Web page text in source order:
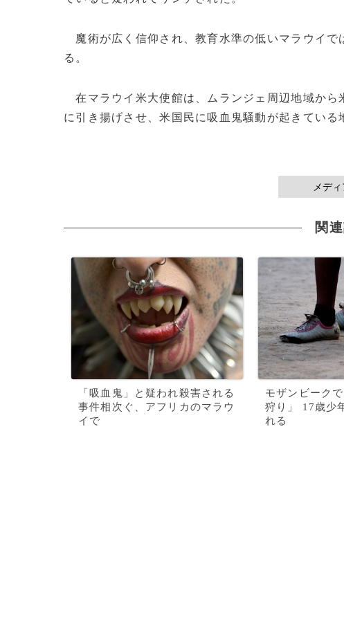
魔術が広く信仰され、教育水準の低いマラウイで
る。
在マラウイ米大使館は、ムランジェ周辺地域から
に引き揚げさせ、米国民に吸血鬼騒動が起きてい
メデ
関
「吸血鬼」と疑われ殺害される
事件相次ぐ、アフリカのマラウ
イで
モザンビーク
狩り」 17歳少
れる